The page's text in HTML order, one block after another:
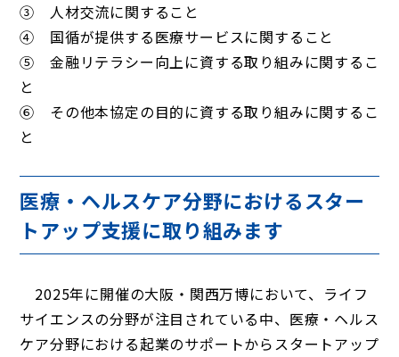
③ 人材交流に関すること
④ 国循が提供する医療サービスに関すること
⑤ 金融リテラシー向上に資する取り組みに関するこ
と
⑥ その他本協定の目的に資する取り組みに関するこ
と
医療・ヘルスケア分野におけるスター
トアップ支援に取り組みます
2025年に開催の大阪・関西万博において、ライフ
サイエンスの分野が注目されている中、医療・ヘルス
ケア分野における起業のサポートからスタートアップ